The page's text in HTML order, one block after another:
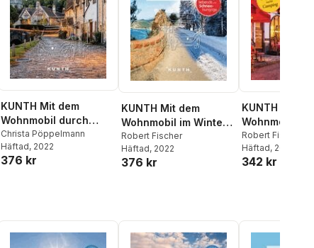
KUNTH Mit dem
Wohnmobil durch
England & Wales
Christa Pöppelmann
Häftad, 2022
376 kr
KUNTH Mit dem
Wohnmobil im Winter
durch ganz Europa
Robert Fischer
Häftad, 2022
376 kr
KUNTH Mit
Wohnmobil in
Städte
Robert Fischer
Häftad, 2022
342 kr